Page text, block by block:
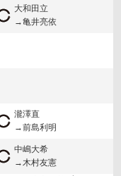
大和田立
亀井亮依
瀧澤直
前島利明
中嶋大希
木村友憲